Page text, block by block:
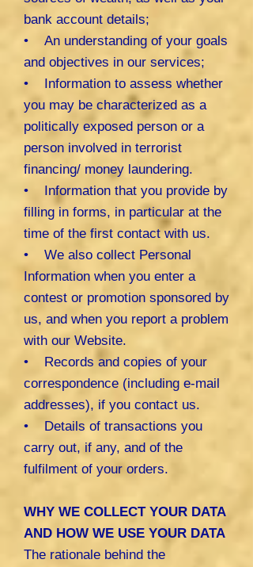
bank account details;
• An understanding of your goals
and objectives in our services;
• Information to assess whether
you may be characterized as a
politically exposed person or a
person involved in terrorist
financing/ money laundering.
• Information that you provide by
filling in forms, in particular at the
time of the first contact with us.
• We also collect Personal
Information when you enter a
contest or promotion sponsored by
us, and when you report a problem
with our Website.
• Records and copies of your
correspondence (including e-mail
addresses), if you contact us.
• Details of transactions you
carry out, if any, and of the
fulfilment of your orders.
WHY WE COLLECT YOUR DATA
AND HOW WE USE YOUR DATA
The rationale behind the